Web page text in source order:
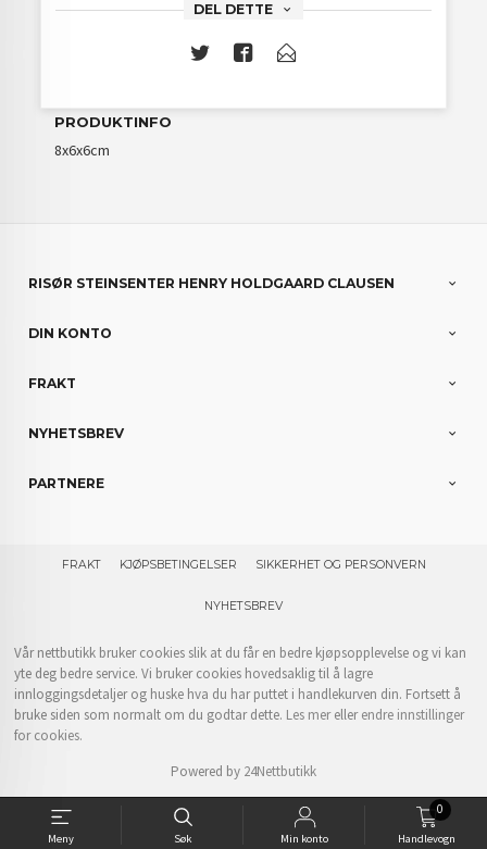
Meny Søk Min konto Handlevogn
0
DEL DETTE
PRODUKTINFO
8x6x6cm
RISØR STEINSENTER HENRY HOLDGAARD CLAUSEN
DIN KONTO
FRAKT
NYHETSBREV
PARTNERE
FRAKT KJØPSBETINGELSER SIKKERHET OG PERSONVERN
NYHETSBREV
Vår nettbutikk bruker cookies slik at du får en bedre kjøpsopplevelse og vi kan
yte deg bedre service. Vi bruker cookies hovedsaklig til å lagre
innloggingsdetaljer og huske hva du har puttet i handlekurven din. Fortsett å
bruke siden som normalt om du godtar dette. Les merellerendre innstillinger
for cookies.
Powered by 24Nettbutikk